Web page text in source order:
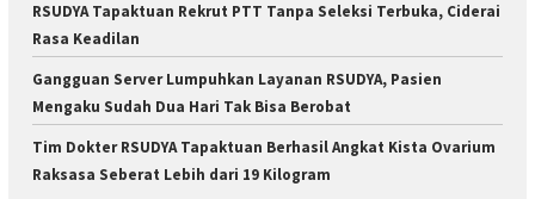
RSUDYA Tapaktuan Rekrut PTT Tanpa Seleksi Terbuka, Ciderai
Rasa Keadilan
Gangguan Server Lumpuhkan Layanan RSUDYA, Pasien
Mengaku Sudah Dua Hari Tak Bisa Berobat
Tim Dokter RSUDYA Tapaktuan Berhasil Angkat Kista Ovarium
Raksasa Seberat Lebih dari 19 Kilogram